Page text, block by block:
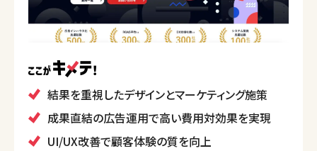
結果を重視したデザインとマーケティング施策
成果直結の広告運用で高い費用対効果を実現
UI/UX改善で顧客体験の質を向上